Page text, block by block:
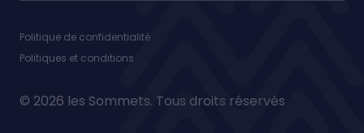
Politique de confidentialité
Politiques et conditions
© 2026 les Sommets. Tous droits réservés